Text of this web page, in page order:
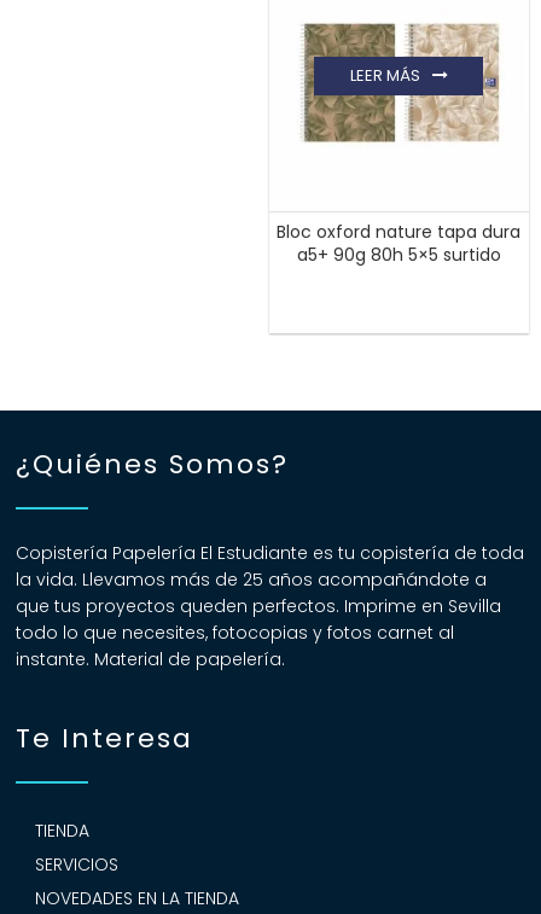
Bloc oxford nature tapa dura
a5+ 90g 80h 5×5 surtido
LEER MÁS
¿Quiénes Somos?
Copistería Papelería El Estudiante es tu copistería de toda
la vida. Llevamos más de 25 años acompañándote a
que tus proyectos queden perfectos. Imprime en Sevilla
todo lo que necesites, fotocopias y fotos carnet al
instante. Material de papelería.
Te Interesa
TIENDA
SERVICIOS
NOVEDADES EN LA TIENDA